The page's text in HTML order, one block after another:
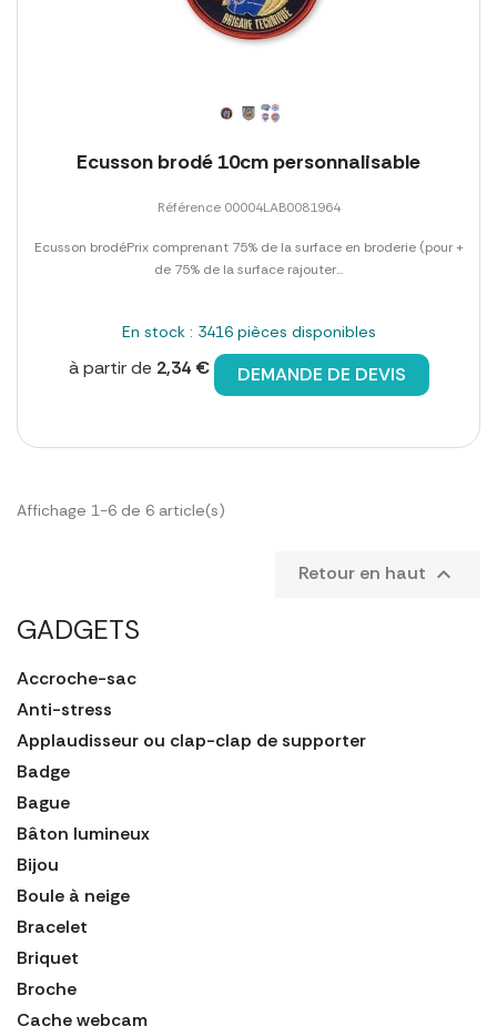
GADGETS
Accroche-sac
Anti-stress
Applaudisseur ou clap-clap de supporter
Badge
Bague
Bâton lumineux
Bijou
Boule à neige
Bracelet
Briquet
Broche
Cache webcam
Ecusson brodé 10cm personnalisable
Référence 00004LAB0081964
Ecusson brodéPrix comprenant 75% de la surface en broderie (pour +
de 75% de la surface rajouter...
En stock : 3416 pièces disponibles
à partir de 2,34 € DEMANDE DE DEVIS
Affichage 1-6 de 6 article(s)
Retour en haut 